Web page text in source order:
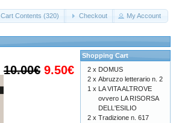
Cart Contents (320) Checkout My Account
10.00€ 9.50€
Shopping Cart
2 x DOMUS
2 x Abruzzo letterario n. 2
1 x LA VITA ALTROVE
ovvero LA RISORSA
DELL'ESILIO
2 x Tradizione n. 617